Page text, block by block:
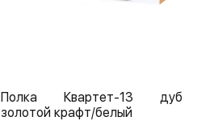
Полка Квартет-13 дуб
золотой крафт/белый